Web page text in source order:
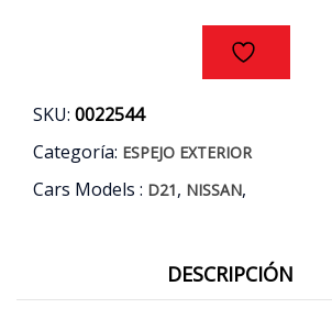
SKU: 0022544
Categoría: ESPEJO EXTERIOR
Cars Models : D21, NISSAN,
DESCRIPCIÓN